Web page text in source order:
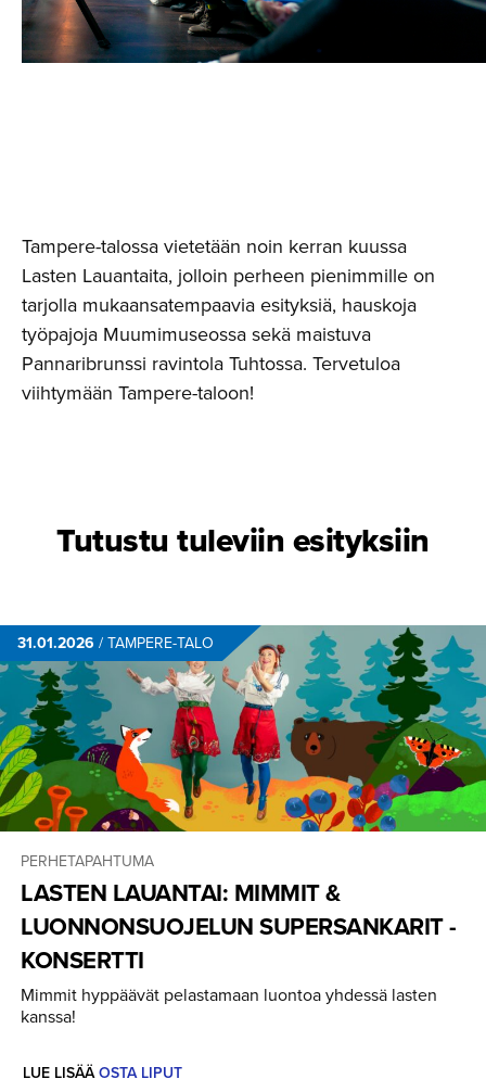
Tampere-talossa vietetään noin kerran kuussa
Lasten Lauantaita, jolloin perheen pienimmille on
tarjolla mukaansatempaavia esityksiä, hauskoja
työpajoja Muumimuseossa sekä maistuva
Pannaribrunssi ravintola Tuhtossa. Tervetuloa
viihtymään Tampere-taloon!
Tutustu tuleviin esityksiin
31.01.2026 / TAMPERE-TALO
PERHETAPAHTUMA
LASTEN LAUANTAI: MIMMIT &
LUONNONSUO­JELUN SUPERSAN­KARIT -
KONSERTTI
Mimmit hyppäävät pelastamaan luontoa yhdessä lasten
kanssa!
LUE LISÄÄ OSTA LIPUT